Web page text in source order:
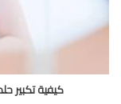
كيفية تكبير